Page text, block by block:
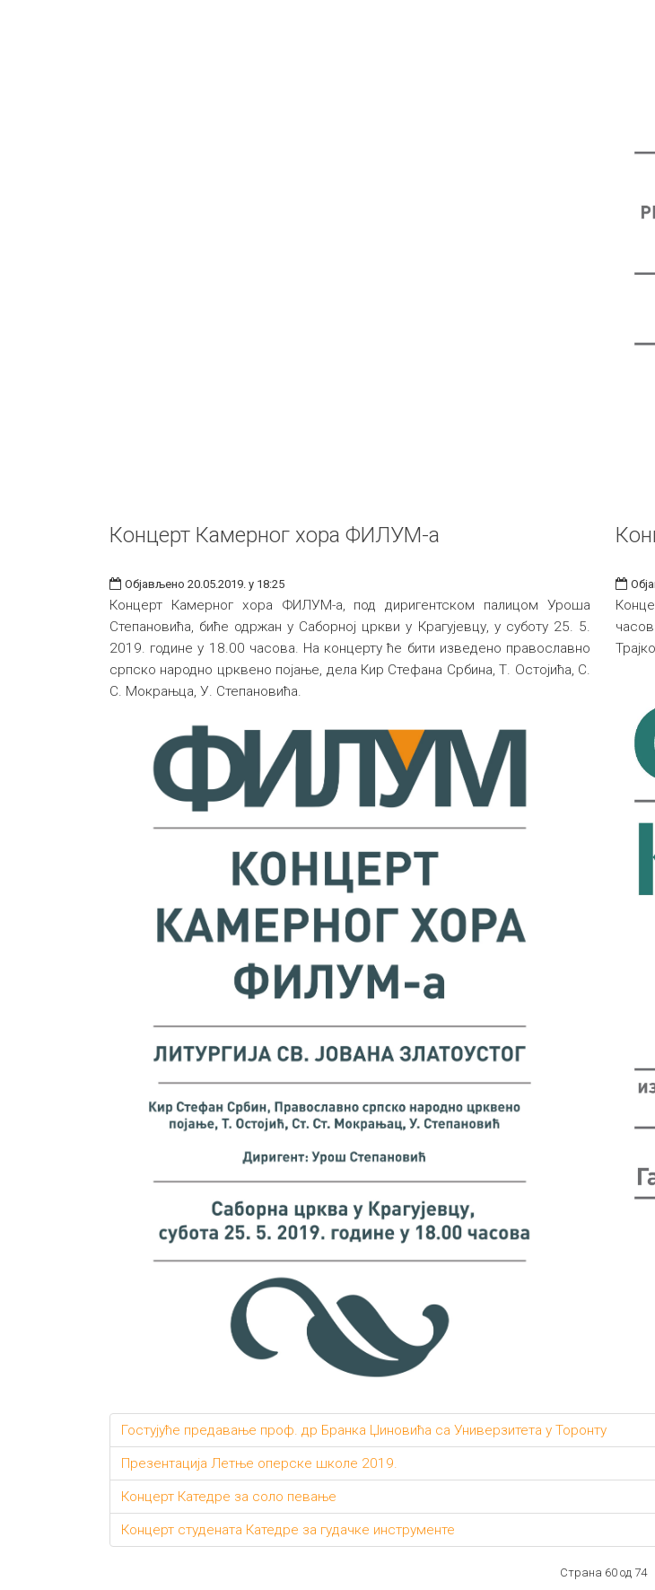
Концерт Камерног хора ФИЛУМ-а
Објављено 20.05.2019. у 18:25
Концерт Камерног хора ФИЛУМ-а, под диригентском палицом Уроша
Степановића, биће одржан у Саборној цркви у Крагујевцу, у суботу 25. 5.
2019. године у 18.00 часова. На концерту ће бити изведено православно
српско народно црквено појање, дела Кир Стефана Србина, Т. Остојића, С.
С. Мокрањца, У. Степановића.
Гостујуће предавање проф. др Бранка Џиновића са Универзитета у Торонту
Презентација Летње оперске школе 2019.
Концерт Катедре за соло певање
Концерт студената Катедре за гудачке инструменте
Страна 60 од 74